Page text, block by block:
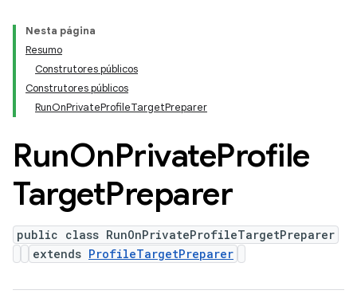
Nesta página
Resumo
Construtores públicos
Construtores públicos
RunOnPrivateProfileTargetPreparer
RunOnPrivateProfile
TargetPreparer
public class RunOnPrivateProfileTargetPreparer
extends ProfileTargetPreparer